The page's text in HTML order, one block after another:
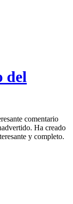
del
comentario
Ha creado
y completo.